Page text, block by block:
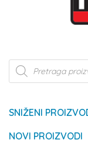
Products
search
SNIŽENI
NOVI PROIZVODI